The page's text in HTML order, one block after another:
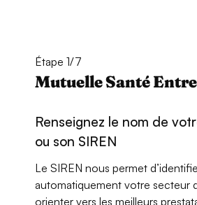
Étape 1/7
Mutuelle Santé
Renseignez le nom de
ou son SIREN
Le SIREN nous permet
automatiquement votre secteur
orienter vers les meilleurs